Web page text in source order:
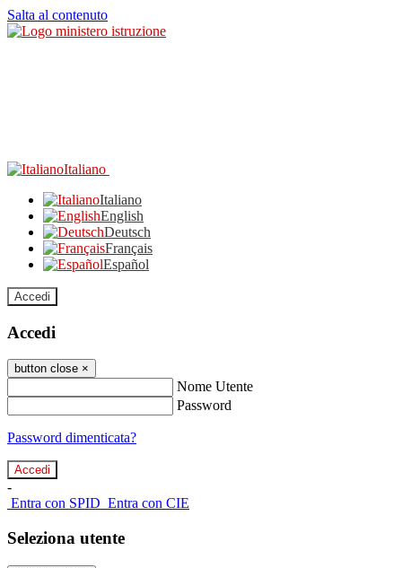
Salta al contenuto
Italiano
Italiano
English
Deutsch
Français
Español
Accedi
Accedi
button close ×
Nome Utente
Password
Password dimenticata?
-
Entra con SPID Entra con CIE
Seleziona utente